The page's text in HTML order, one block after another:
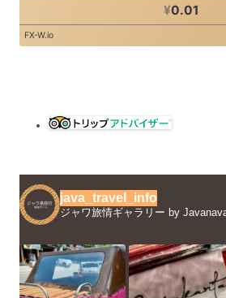
java_travel_info
ジャワ旅情ギャラリー by